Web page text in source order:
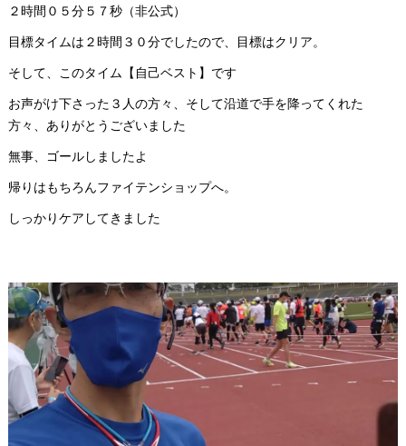
２時間０５分５７秒（非公式）
目標タイムは２時間３０分でしたので、目標はクリア。
そして、このタイム【自己ベスト】です
お声がけ下さった３人の方々、そして沿道で手を降ってくれた
方々、ありがとうございました
無事、ゴールしましたよ
帰りはもちろんファイテンショップへ。
しっかりケアしてきました